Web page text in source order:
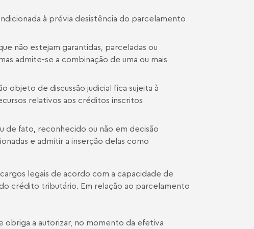
à prévia desistência do parcelamento
não estejam garantidas, parceladas ou
admite-se a combinação de uma ou mais
objeto de discussão judicial fica sujeita à
relativos aos créditos inscritos
fato, reconhecido ou não em decisão
e admitir a inserção delas como
legais de acordo com a capacidade de
crédito tributário. Em relação ao parcelamento
obriga a autorizar, no momento da efetiva